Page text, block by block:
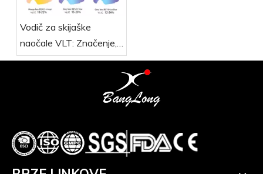
Vodič za skijaške
naočale VLT: Značenje,
važnost i kako odabrati